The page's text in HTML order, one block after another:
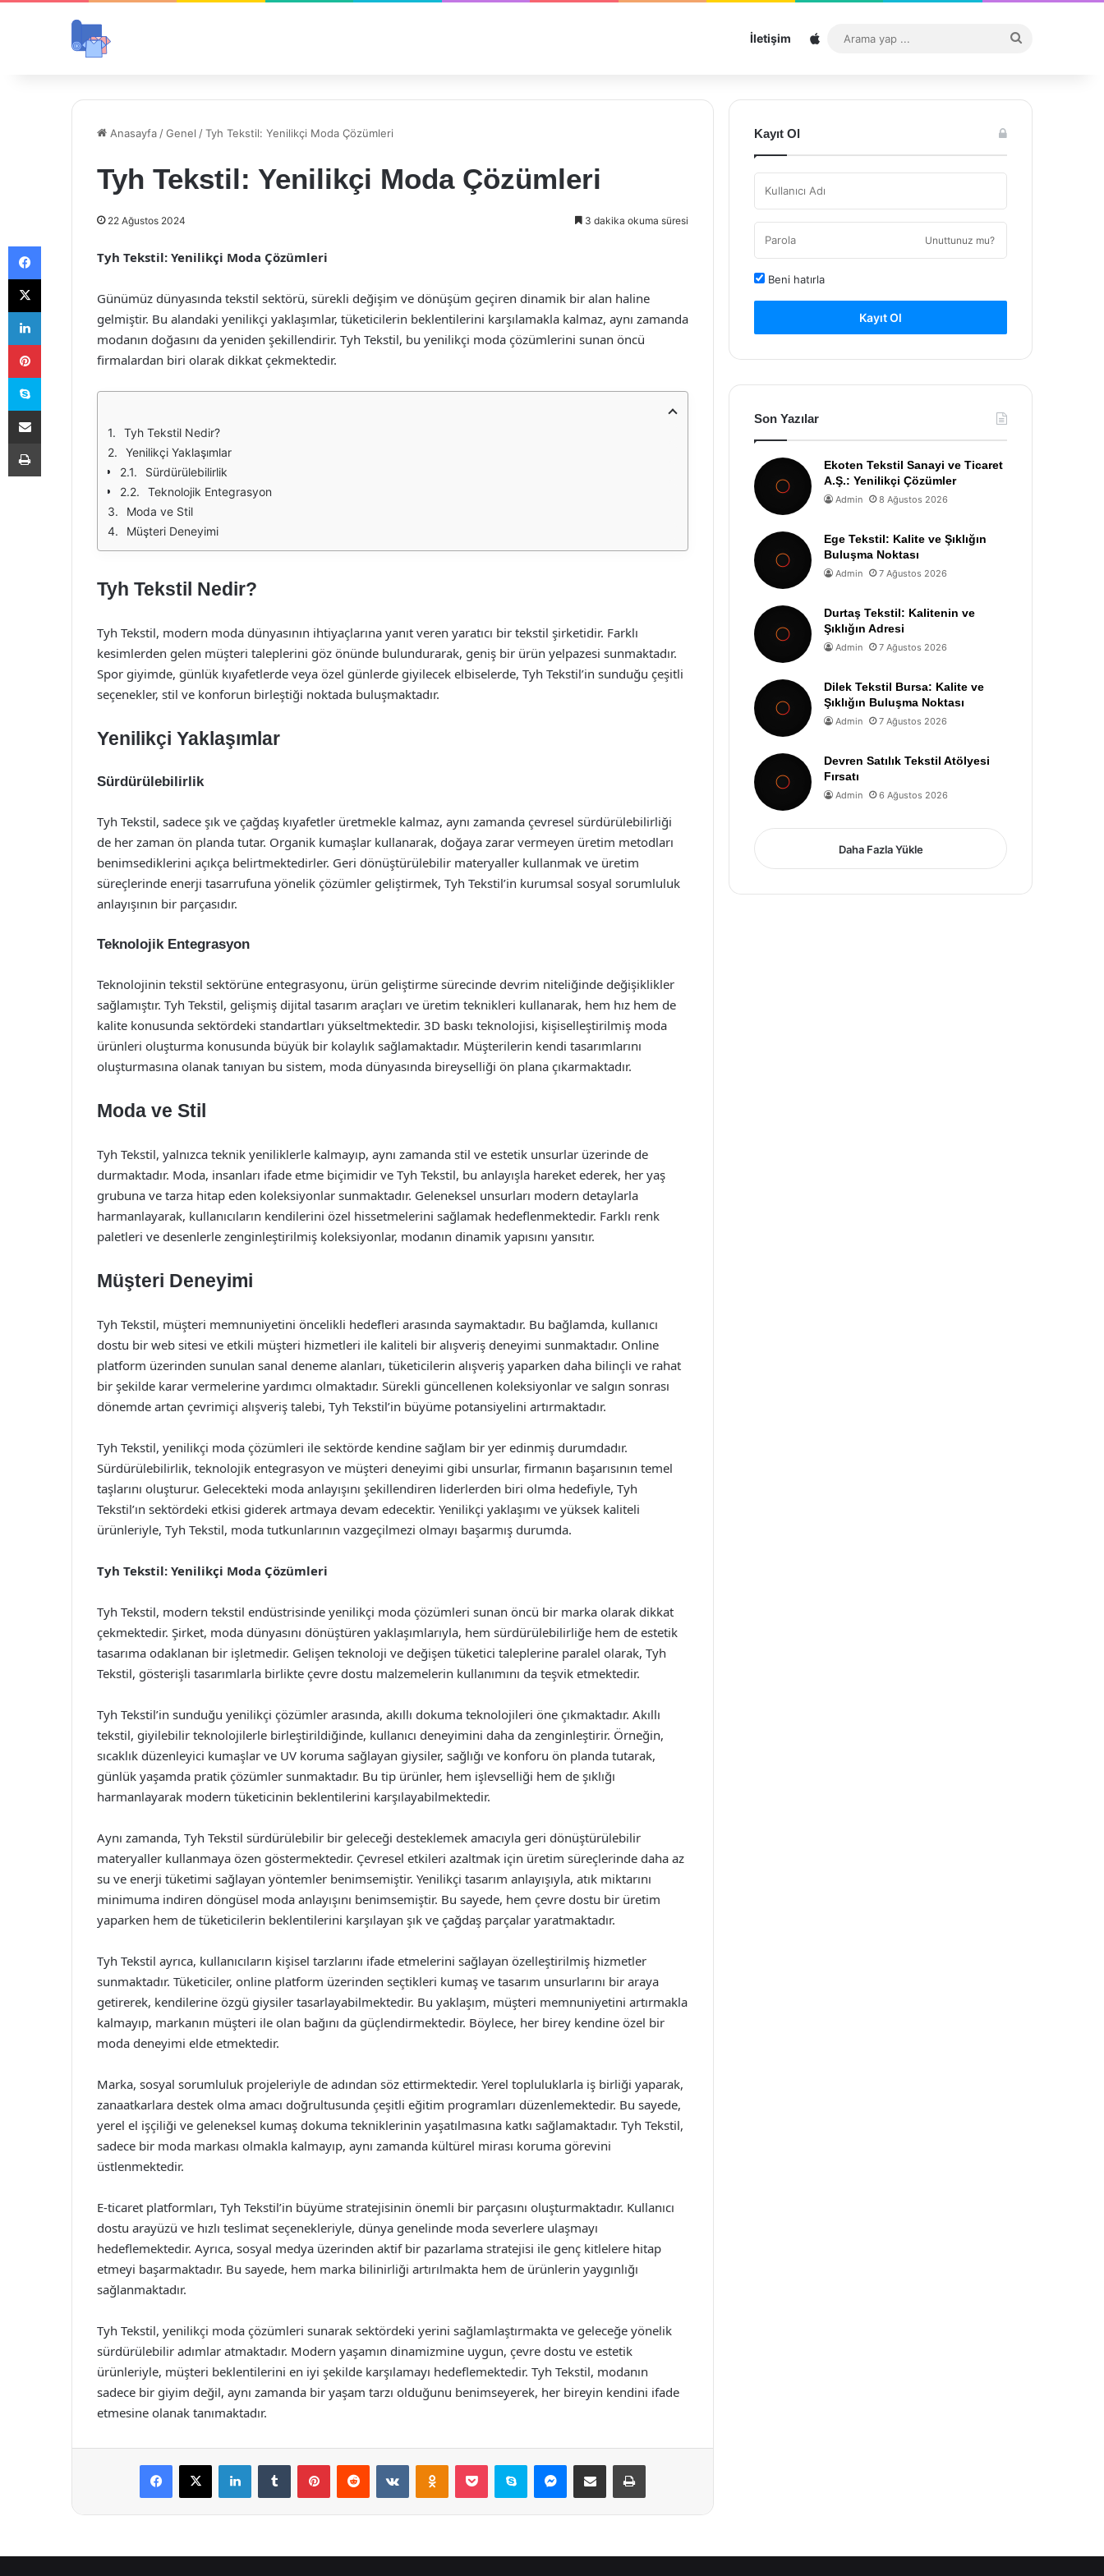
İletişim Sitemap
...
Anasayfa /Genel /Tyh Tekstil: Yenilikçi Moda Çözümleri
Tyh Tekstil: Yenilikçi Moda Çözümleri
22 Ağustos 2024 3 dakika okuma süresi
Tyh Tekstil: Yenilikçi Moda Çözümleri
Günümüz dünyasında tekstil sektörü, sürekli değişim ve dönüşüm geçiren dinamik bir alan haline
gelmiştir. Bu alandaki yenilikçi yaklaşımlar, tüketicilerin beklentilerini karşılamakla kalmaz, aynı zamanda
modanın doğasını da yeniden şekillendirir. Tyh Tekstil, bu yenilikçi moda çözümlerini sunan öncü
firmalardan biri olarak dikkat çekmektedir.
Tyh Tekstil Nedir?
Yenilikçi Yaklaşımlar
Sürdürülebilirlik
Teknolojik Entegrasyon
Moda ve Stil
Müşteri Deneyimi
Tyh Tekstil Nedir?
Tyh Tekstil, modern moda dünyasının ihtiyaçlarına yanıt veren yaratıcı bir tekstil şirketidir. Farklı
kesimlerden gelen müşteri taleplerini göz önünde bulundurarak, geniş bir ürün yelpazesi sunmaktadır.
Spor giyimde, günlük kıyafetlerde veya özel günlerde giyilecek elbiselerde, Tyh Tekstil’in sunduğu çeşitli
seçenekler, stil ve konforun birleştiği noktada buluşmaktadır.
Yenilikçi Yaklaşımlar
Sürdürülebilirlik
Tyh Tekstil, sadece şık ve çağdaş kıyafetler üretmekle kalmaz, aynı zamanda çevresel sürdürülebilirliği
de her zaman ön planda tutar. Organik kumaşlar kullanarak, doğaya zarar vermeyen üretim metodları
benimsediklerini açıkça belirtmektedirler. Geri dönüştürülebilir materyaller kullanmak ve üretim
süreçlerinde enerji tasarrufuna yönelik çözümler geliştirmek, Tyh Tekstil’in kurumsal sosyal sorumluluk
anlayışının bir parçasıdır.
Teknolojik Entegrasyon
Teknolojinin tekstil sektörüne entegrasyonu, ürün geliştirme sürecinde devrim niteliğinde değişiklikler
sağlamıştır. Tyh Tekstil, gelişmiş dijital tasarım araçları ve üretim teknikleri kullanarak, hem hız hem de
kalite konusunda sektördeki standartları yükseltmektedir. 3D baskı teknolojisi, kişiselleştirilmiş moda
ürünleri oluşturma konusunda büyük bir kolaylık sağlamaktadır. Müşterilerin kendi tasarımlarını
oluşturmasına olanak tanıyan bu sistem, moda dünyasında bireyselliği ön plana çıkarmaktadır.
Moda ve Stil
Tyh Tekstil, yalnızca teknik yeniliklerle kalmayıp, aynı zamanda stil ve estetik unsurlar üzerinde de
durmaktadır. Moda, insanları ifade etme biçimidir ve Tyh Tekstil, bu anlayışla hareket ederek, her yaş
grubuna ve tarza hitap eden koleksiyonlar sunmaktadır. Geleneksel unsurları modern detaylarla
harmanlayarak, kullanıcıların kendilerini özel hissetmelerini sağlamak hedeflenmektedir. Farklı renk
paletleri ve desenlerle zenginleştirilmiş koleksiyonlar, modanın dinamik yapısını yansıtır.
Müşteri Deneyimi
Tyh Tekstil, müşteri memnuniyetini öncelikli hedefleri arasında saymaktadır. Bu bağlamda, kullanıcı
dostu bir web sitesi ve etkili müşteri hizmetleri ile kaliteli bir alışveriş deneyimi sunmaktadır. Online
platform üzerinden sunulan sanal deneme alanları, tüketicilerin alışveriş yaparken daha bilinçli ve rahat
bir şekilde karar vermelerine yardımcı olmaktadır. Sürekli güncellenen koleksiyonlar ve salgın sonrası
dönemde artan çevrimiçi alışveriş talebi, Tyh Tekstil’in büyüme potansiyelini artırmaktadır.
Tyh Tekstil, yenilikçi moda çözümleri ile sektörde kendine sağlam bir yer edinmiş durumdadır.
Sürdürülebilirlik, teknolojik entegrasyon ve müşteri deneyimi gibi unsurlar, firmanın başarısının temel
taşlarını oluşturur. Gelecekteki moda anlayışını şekillendiren liderlerden biri olma hedefiyle, Tyh
Tekstil’ın sektördeki etkisi giderek artmaya devam edecektir. Yenilikçi yaklaşımı ve yüksek kaliteli
ürünleriyle, Tyh Tekstil, moda tutkunlarının vazgeçilmezi olmayı başarmış durumda.
Tyh Tekstil: Yenilikçi Moda Çözümleri
Tyh Tekstil, modern tekstil endüstrisinde yenilikçi moda çözümleri sunan öncü bir marka olarak dikkat
çekmektedir. Şirket, moda dünyasını dönüştüren yaklaşımlarıyla, hem sürdürülebilirliğe hem de estetik
tasarıma odaklanan bir işletmedir. Gelişen teknoloji ve değişen tüketici taleplerine paralel olarak, Tyh
Tekstil, gösterişli tasarımlarla birlikte çevre dostu malzemelerin kullanımını da teşvik etmektedir.
Tyh Tekstil’in sunduğu yenilikçi çözümler arasında, akıllı dokuma teknolojileri öne çıkmaktadır. Akıllı
tekstil, giyilebilir teknolojilerle birleştirildiğinde, kullanıcı deneyimini daha da zenginleştirir. Örneğin,
sıcaklık düzenleyici kumaşlar ve UV koruma sağlayan giysiler, sağlığı ve konforu ön planda tutarak,
günlük yaşamda pratik çözümler sunmaktadır. Bu tip ürünler, hem işlevselliği hem de şıklığı
harmanlayarak modern tüketicinin beklentilerini karşılayabilmektedir.
Aynı zamanda, Tyh Tekstil sürdürülebilir bir geleceği desteklemek amacıyla geri dönüştürülebilir
materyaller kullanmaya özen göstermektedir. Çevresel etkileri azaltmak için üretim süreçlerinde daha az
su ve enerji tüketimi sağlayan yöntemler benimsemiştir. Yenilikçi tasarım anlayışıyla, atık miktarını
minimuma indiren döngüsel moda anlayışını benimsemiştir. Bu sayede, hem çevre dostu bir üretim
yaparken hem de tüketicilerin beklentilerini karşılayan şık ve çağdaş parçalar yaratmaktadır.
Tyh Tekstil ayrıca, kullanıcıların kişisel tarzlarını ifade etmelerini sağlayan özelleştirilmiş hizmetler
sunmaktadır. Tüketiciler, online platform üzerinden seçtikleri kumaş ve tasarım unsurlarını bir araya
getirerek, kendilerine özgü giysiler tasarlayabilmektedir. Bu yaklaşım, müşteri memnuniyetini artırmakla
kalmayıp, markanın müşteri ile olan bağını da güçlendirmektedir. Böylece, her birey kendine özel bir
moda deneyimi elde etmektedir.
Marka, sosyal sorumluluk projeleriyle de adından söz ettirmektedir. Yerel topluluklarla iş birliği yaparak,
zanaatkarlara destek olma amacı doğrultusunda çeşitli eğitim programları düzenlemektedir. Bu sayede,
yerel el işçiliği ve geleneksel kumaş dokuma tekniklerinin yaşatılmasına katkı sağlamaktadır. Tyh Tekstil,
sadece bir moda markası olmakla kalmayıp, aynı zamanda kültürel mirası koruma görevini
üstlenmektedir.
E-ticaret platformları, Tyh Tekstil’in büyüme stratejisinin önemli bir parçasını oluşturmaktadır. Kullanıcı
dostu arayüzü ve hızlı teslimat seçenekleriyle, dünya genelinde moda severlere ulaşmayı
hedeflemektedir. Ayrıca, sosyal medya üzerinden aktif bir pazarlama stratejisi ile genç kitlelere hitap
etmeyi başarmaktadır. Bu sayede, hem marka bilinirliği artırılmakta hem de ürünlerin yaygınlığı
sağlanmaktadır.
Tyh Tekstil, yenilikçi moda çözümleri sunarak sektördeki yerini sağlamlaştırmakta ve geleceğe yönelik
sürdürülebilir adımlar atmaktadır. Modern yaşamın dinamizmine uygun, çevre dostu ve estetik
ürünleriyle, müşteri beklentilerini en iyi şekilde karşılamayı hedeflemektedir. Tyh Tekstil, modanın
sadece bir giyim değil, aynı zamanda bir yaşam tarzı olduğunu benimseyerek, her bireyin kendini ifade
etmesine olanak tanımaktadır.
Facebook
X LinkedInTumblr PinterestReddit VKontakteOdnoklassniki
Pocket Skype Messenger
E-Posta ile paylaş Yazdır
Kayıt Ol
Unuttunuz mu?
Beni hatırla
Kayıt Ol
Son Yazılar
Ekoten Tekstil Sanayi ve Ticaret
A.Ş.: Yenilikçi Çözümler
Admin 8 Ağustos 2026
Ege Tekstil: Kalite ve Şıklığın
Buluşma Noktası
Admin 7 Ağustos 2026
Durtaş Tekstil: Kalitenin ve
Şıklığın Adresi
Admin 7 Ağustos 2026
Dilek Tekstil Bursa: Kalite ve
Şıklığın Buluşma Noktası
Admin 7 Ağustos 2026
Devren Satılık Tekstil Atölyesi
Fırsatı
Admin 6 Ağustos 2026
Daha Fazla Yükle
Facebook
X
LinkedIn
Pinterest
Skype
E-Posta ile paylaş